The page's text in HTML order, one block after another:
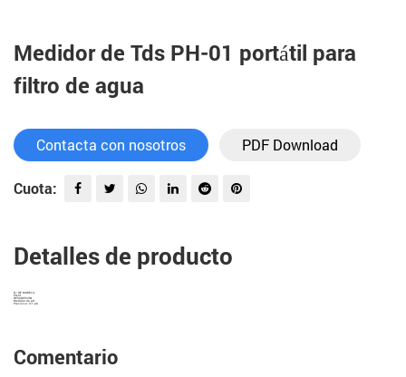
Medidor de Tds PH-01 portátil para
filtro de agua
Contacta con nosotros PDF Download
Cuota:
Detalles de producto
N º DE MODELO.
PH-01
DESCRIPCIÓN
Medidor de pH
Precisión: 0.1 ph
Comentario